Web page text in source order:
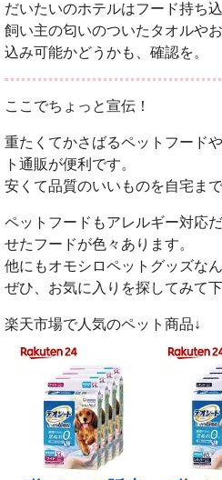
だいたいのホテルはフード持ち
飼い主の匂いのついたタオルや
込み可能かどうかも、確認を。
ここでちょっと宣伝！
重たくてかさばるペットフード
ト通販が便利です。
安くて品質のいいものを自宅ま
ペットフードもアレルギー対応
せたフードが色々あります。
他にもオモシロペットグッズな
ぜひ、お気に入りを探してみて下
楽天市場で人気のペット商品↓